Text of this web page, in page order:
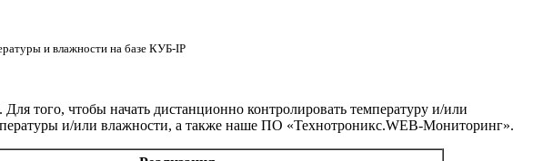
и влажности на базе КУБ-IP
того, чтобы начать дистанционно контролировать температуру и/или
и/или влажности, а также наше ПО «Технотроникс.WEB-Мониторинг».